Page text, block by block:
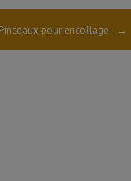
Pinceaux pour encollage →